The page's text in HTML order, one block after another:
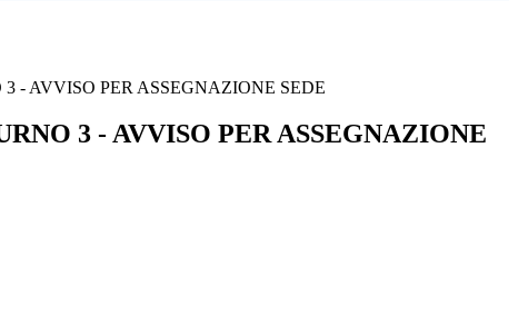
3 - AVVISO PER ASSEGNAZIONE SEDE
3 - AVVISO PER ASSEGNAZIONE